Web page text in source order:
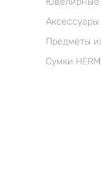
Аксессуары
Предметы
Сумки